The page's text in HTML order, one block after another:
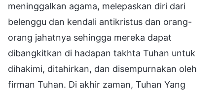
meninggalkan agama, melepaskan diri dari
belenggu dan kendali antikristus dan orang-
orang jahatnya sehingga mereka dapat
dibangkitkan di hadapan takhta Tuhan untuk
dihakimi, ditahirkan, dan disempurnakan oleh
firman Tuhan. Di akhir zaman, Tuhan Yang